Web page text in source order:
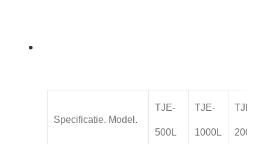
Specificatie. Model.
TJE-
500L
TJE-
1000L
TJE-
2000L